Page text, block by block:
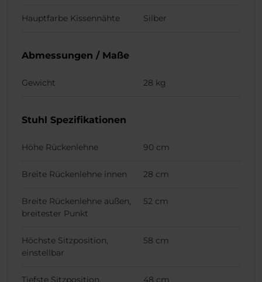
Hauptfarbe Kissennähte Silber
Abmessungen / Maße
Gewicht 28 kg
Stuhl Spezifikationen
Höhe Rückenlehne 90 cm
Breite Rückenlehne innen 28 cm
Breite Rückenlehne außen,
breitester Punkt
52 cm
Höchste Sitzposition,
einstellbar
58 cm
Tiefste Sitzposition,
48 cm